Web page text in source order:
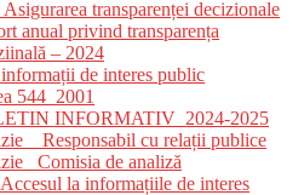
transparenței decizionale
anual privind transparența
– 2024
de interes public
544_2001
INFORMATIV_2024-2025
_ Responsabil cu relații publice
Comisia de analiză
la informațiile de interes